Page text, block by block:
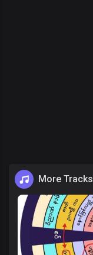
More Tracks